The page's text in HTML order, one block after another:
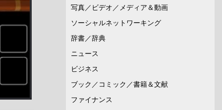
写真／ビデオ／メディア＆動画
ソーシャルネットワーキング
辞書／辞典
ニュース
ビジネス
ブック／コミック／書籍＆文献
ファイナンス